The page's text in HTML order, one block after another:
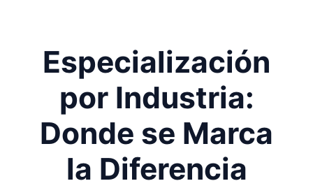
Especialización
por Industria:
Donde se Marca
la Diferencia